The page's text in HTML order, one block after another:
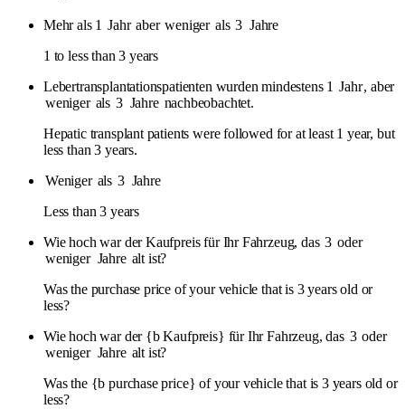
Mehr als 1 Jahr aber weniger als 3 Jahre
1 to less than 3 years
Lebertransplantationspatienten wurden mindestens 1 Jahr, aber
weniger als 3 Jahre nachbeobachtet.
Hepatic transplant patients were followed for at least 1 year, but
less than 3 years.
Weniger als 3 Jahre
Less than 3 years
Wie hoch war der Kaufpreis für Ihr Fahrzeug, das 3 oder
weniger Jahre alt ist?
Was the purchase price of your vehicle that is 3 years old or
less?
Wie hoch war der {b Kaufpreis} für Ihr Fahrzeug, das 3 oder
weniger Jahre alt ist?
Was the {b purchase price} of your vehicle that is 3 years old or
less?